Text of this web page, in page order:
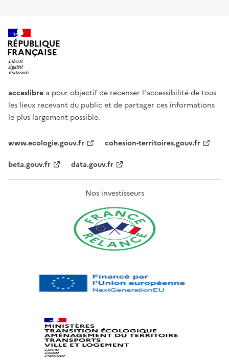
RÉPUBLIQUE
FRANÇAISE
acceslibre a pour objectif de recenser l'accessibilité de tous
les lieux recevant du public et de partager ces informations
le plus largement possible.
www.ecologie.gouv.fr
cohesion-territoires.gouv.fr
beta.gouv.fr
data.gouv.fr
Nos investisseurs